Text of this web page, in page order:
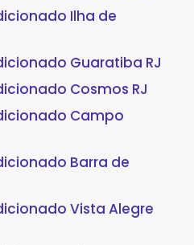
Ilha de
Guaratiba RJ
Cosmos RJ
Campo
Barra de
Vista Alegre